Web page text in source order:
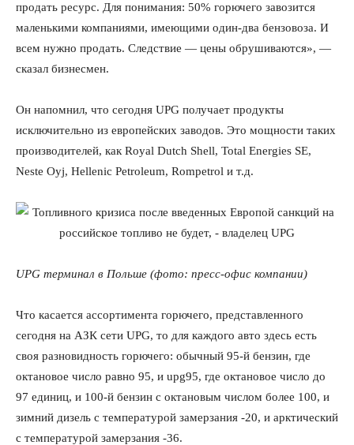
продать ресурс. Для понимания: 50% горючего завозится
маленькими компаниями, имеющими один-два бензовоза. И
всем нужно продать. Следствие — цены обрушиваются», —
сказал бизнесмен.
Он напомнил, что сегодня UPG получает продукты
исключительно из европейских заводов. Это мощности таких
производителей, как Royal Dutch Shell, Total Energies SE,
Neste Oyj, Hellenic Petroleum, Rompetrol и т.д.
UPG терминал в Польше (фото: пресс-офис компании)
Что касается ассортимента горючего, представленного
сегодня на АЗК сети UPG, то для каждого авто здесь есть
своя разновидность горючего: обычный 95-й бензин, где
октановое число равно 95, и upg95, где октановое число до
97 единиц, и 100-й бензин с октановым числом более 100, и
зимний дизель с температурой замерзания -20, и арктический
с температурой замерзания -36.